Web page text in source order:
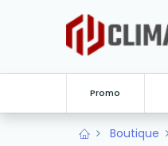
Promo
Boutique